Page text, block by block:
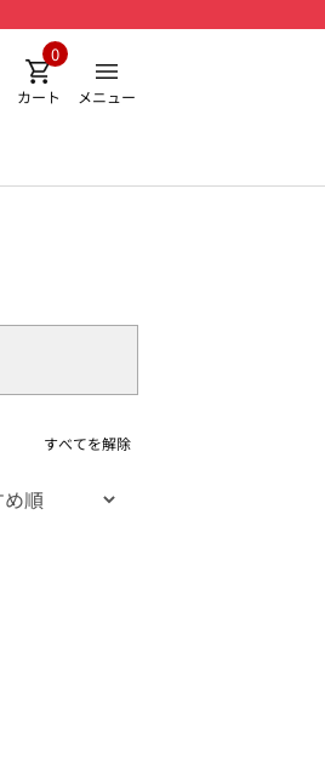
カート
0
メニュー
すべてを解除